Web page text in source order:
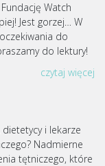
Watch
Jest gorzej… W
do
do lektury!
czytaj więcej
i lekarze
Nadmierne
tętniczego, które